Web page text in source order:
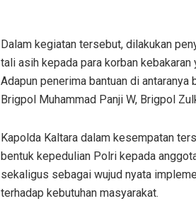
Dalam kegiatan tersebut, dilakukan
tali asih kepada para korban
Adapun penerima bantuan di antaranya
Brigpol Muhammad Panji W, Brigpol
Kapolda Kaltara dalam kesempatan
bentuk kepedulian Polri kepada
sekaligus sebagai wujud nyata
terhadap kebutuhan masyarakat.